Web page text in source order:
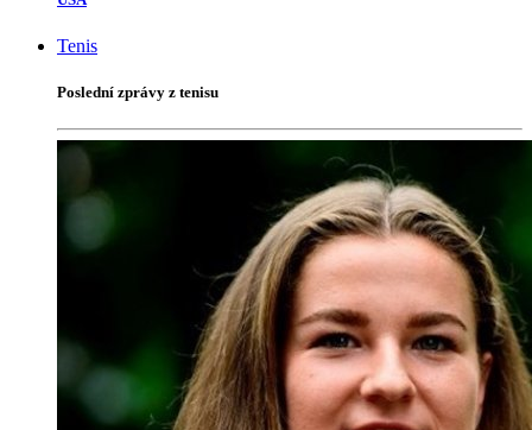
Tenis
Poslední zprávy z tenisu